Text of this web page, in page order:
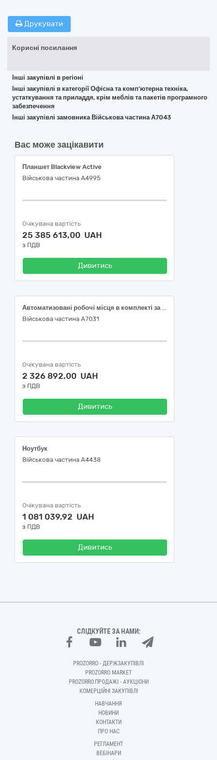
Друкувати
Корисні посилання
Інші закупівлі в регіоні
Інші закупівлі в категорії Офісна та комп’ютерна техніка,
устаткування та приладдя, крім меблів та пакетів програмного
забезпечення
Інші закупівлі замовника Військова частина А7043
Вас може зацікавити
Планшет Blackview Active
Військова частина А4995
Очікувана вартість
25 385 613,00 UAH
з ПДВ
Дивитись
Автоматизовані робочі місця в комплекті за кодом ДК 021:2015: 30210000-4 Машини для обробки даних (апаратна частина)
Військова частина А7031
Очікувана вартість
2 326 892,00 UAH
з ПДВ
Дивитись
Ноутбук
Військова частина А4438
Очікувана вартість
1 081 039,92 UAH
з ПДВ
Дивитись
СЛІДКУЙТЕ ЗА НАМИ:
PROZORRO - ДЕРЖЗАКУПІВЛІ
PROZORRO MARKET
PROZORRO.ПРОДАЖІ - АУКЦІОНИ
КОМЕРЦІЙНІ ЗАКУПІВЛІ
НАВЧАННЯ
НОВИНИ
КОНТАКТИ
ПРО НАС
РЕГЛАМЕНТ
ВЕБІНАРИ